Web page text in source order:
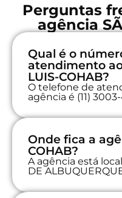
Perguntas
agência
Qual é o
atendimento
LUIS-COHAB?
O telefone de
agência é (11)
Onde fica a
COHAB?
A agência está
DE